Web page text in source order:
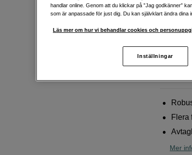
III / R6
EOS
Flera
Mer
handlar online. Genom att du klickar på ”Jag godkänner”
som är anpassade för just dig. Du kan självklart ändra dina
Läs mer om hur vi behandlar cookies och
Inställningar